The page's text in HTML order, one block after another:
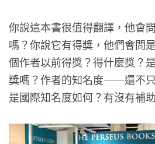
你說這本書很值得翻譯，他會
嗎？你說它有得獎，他們會問
個作者以前得獎？得什麼獎？
獎嗎？作者的知名度——還不只
是國際知名度如何？有沒有補